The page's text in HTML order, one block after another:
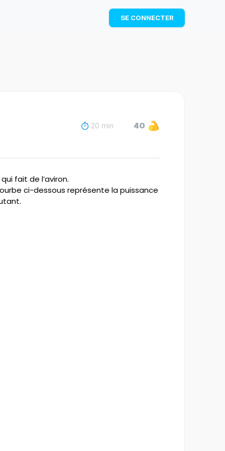
TÉLÉCHARGER
SE CONNECTER
20 min 40
fait de l’aviron.
ci-dessous représente la puissance